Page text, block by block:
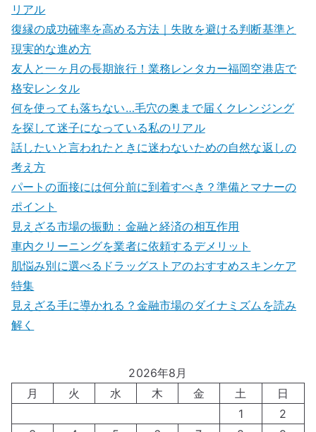
リアル
復縁の成功確率を高める方法｜失敗を避ける判断基準と
現実的な進め方
友人と一ヶ月の長期旅行！業務レンタカー福岡空港店で
格安レンタル
何を使っても落ちない…毛穴の奥まで届くクレンジング
を探して迷子になっている私のリアル
話したいと言われたときに迷わないための自然な返しの
考え方
パートの面接には何分前に到着すべき？準備とマナーの
ポイント
見えざる市場の振動：金融と経済の相互作用
車内クリーニングを業者に依頼するデメリット
肌悩み別に選べるドラッグストアのおすすめスキンケア
特集
見えざる手に導かれる？金融市場のダイナミズムを読み
解く
2026年8月
月
火 水 木 金 土
日
1
2